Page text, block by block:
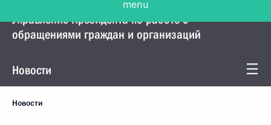
Управление Президента по работе с
обращениями граждан и организаций
Новости
Новости